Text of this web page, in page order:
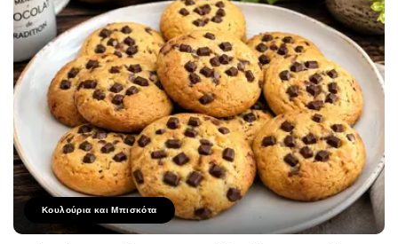
Κουλούρια και Μπισκότα